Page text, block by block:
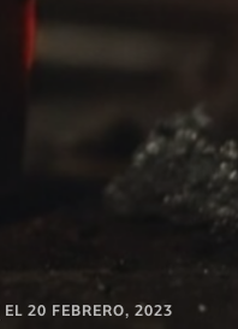
EL 20 FEBRERO, 2023